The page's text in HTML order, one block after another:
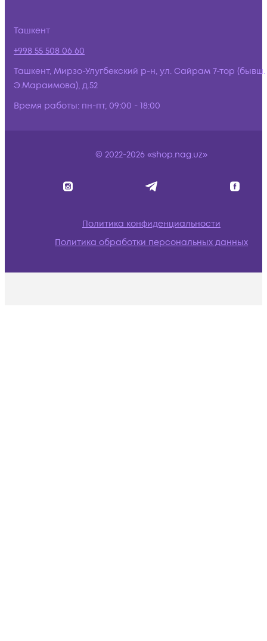
Ташкент
+998 55 508 06 60
Ташкент, Мирзо-Улугбекский р-н, ул. Сайрам 7-тор (бывш.
Э.Мараимова), д.52
Время работы: пн-пт, 09:00 - 18:00
© 2022-2026 «shop.nag.uz»
Политика конфиденциальности
Политика обработки персональных данных